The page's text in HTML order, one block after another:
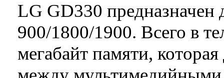
LG GD330 предназначен
900/1800/1900. Всего в
мегабайт памяти,